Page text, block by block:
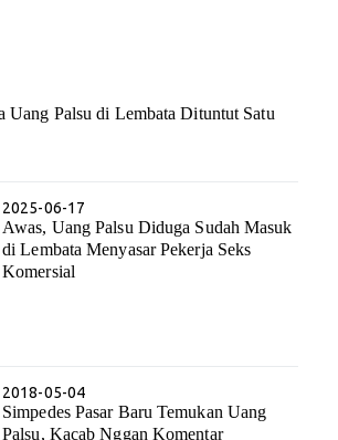
Uang Palsu di Lembata Dituntut Satu
2025-06-17
Awas, Uang Palsu Diduga Sudah Masuk
di Lembata Menyasar Pekerja Seks
Komersial
2018-05-04
Simpedes Pasar Baru Temukan Uang
Palsu, Kacab Nggan Komentar